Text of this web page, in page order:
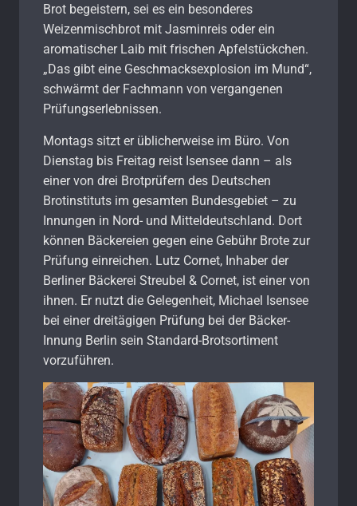
Brot begeistern, sei es ein besonderes
Weizenmischbrot mit Jasminreis oder ein
aromatischer Laib mit frischen Apfelstückchen.
„Das gibt eine Geschmacksexplosion im Mund“,
schwärmt der Fachmann von vergangenen
Prüfungserlebnissen.
Montags sitzt er üblicherweise im Büro. Von
Dienstag bis Freitag reist Isensee dann – als
einer von drei Brotprüfern des Deutschen
Brotinstituts im gesamten Bundesgebiet – zu
Innungen in Nord- und Mitteldeutschland. Dort
können Bäckereien gegen eine Gebühr Brote zur
Prüfung einreichen. Lutz Cornet, Inhaber der
Berliner Bäckerei Streubel & Cornet, ist einer von
ihnen. Er nutzt die Gelegenheit, Michael Isensee
bei einer dreitägigen Prüfung bei der Bäcker-
Innung Berlin sein Standard-Brotsortiment
vorzuführen.